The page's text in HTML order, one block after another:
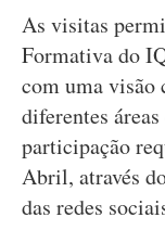
As visitas
Formativa do
com uma visão
diferentes
participação
Abril, através
das redes